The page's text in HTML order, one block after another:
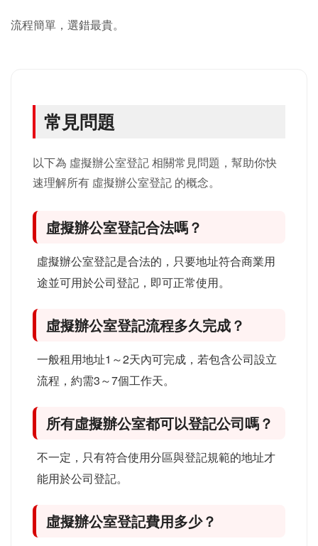
流程簡單，選錯最貴。
常見問題
以下為 虛擬辦公室登記 相關常見問題，幫助你快
速理解所有 虛擬辦公室登記 的概念。
虛擬辦公室登記合法嗎？
虛擬辦公室登記是合法的，只要地址符合商業用
途並可用於公司登記，即可正常使用。
虛擬辦公室登記流程多久完成？
一般租用地址1～2天內可完成，若包含公司設立
流程，約需3～7個工作天。
所有虛擬辦公室都可以登記公司嗎？
不一定，只有符合使用分區與登記規範的地址才
能用於公司登記。
虛擬辦公室登記費用多少？